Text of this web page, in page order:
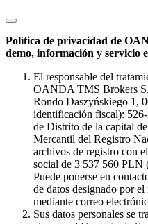
Política de privacidad de
demo, información y servicio
El responsable del
OANDA TMS Brokers
Rondo Daszyńskiego 1,
identificación fiscal):
de Distrito de la capital
Mercantil del Registro
archivos de registro con
social de 3 537 560 PLN
Puede ponerse en
de datos designado por
mediante correo
Sus datos personales se